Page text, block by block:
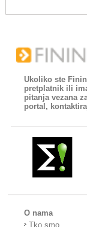
Ukoliko ste
pretplatnik ili
pitanja vezana
portal,
O nama
Tko smo